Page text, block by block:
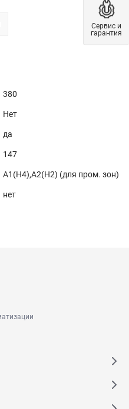
380
Нет
да
147
А1(Н4),А2(Н2) (для пром. зон)
нет
Сервис и
гарантия